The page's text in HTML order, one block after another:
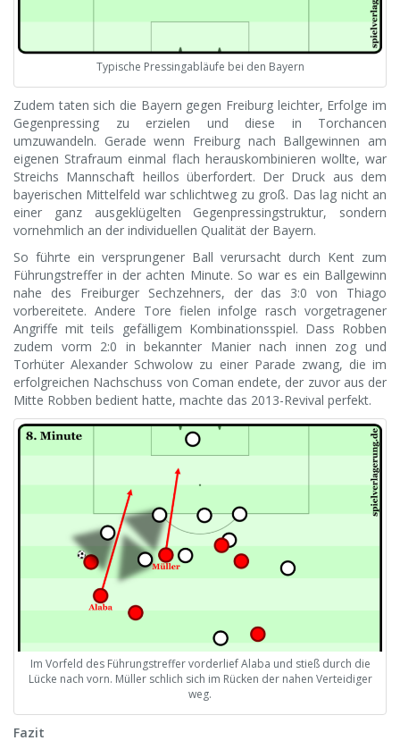
Typische Pressingabläufe bei den Bayern
Zudem taten sich die Bayern gegen Freiburg leichter, Erfolge im
Gegenpressing zu erzielen und diese in Torchancen
umzuwandeln. Gerade wenn Freiburg nach Ballgewinnen am
eigenen Strafraum einmal flach herauskombinieren wollte, war
Streichs Mannschaft heillos überfordert. Der Druck aus dem
bayerischen Mittelfeld war schlichtweg zu groß. Das lag nicht an
einer ganz ausgeklügelten Gegenpressingstruktur, sondern
vornehmlich an der individuellen Qualität der Bayern.
So führte ein versprungener Ball verursacht durch Kent zum
Führungstreffer in der achten Minute. So war es ein Ballgewinn
nahe des Freiburger Sechzehners, der das 3:0 von Thiago
vorbereitete. Andere Tore fielen infolge rasch vorgetragener
Angriffe mit teils gefälligem Kombinationsspiel. Dass Robben
zudem vorm 2:0 in bekannter Manier nach innen zog und
Torhüter Alexander Schwolow zu einer Parade zwang, die im
erfolgreichen Nachschuss von Coman endete, der zuvor aus der
Mitte Robben bedient hatte, machte das 2013-Revival perfekt.
Im Vorfeld des Führungstreffer vorderlief Alaba und stieß durch die
Lücke nach vorn. Müller schlich sich im Rücken der nahen Verteidiger
weg.
Fazit